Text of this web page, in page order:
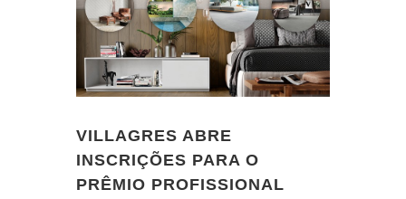
VILLAGRES ABRE
INSCRIÇÕES PARA O
PRÊMIO PROFISSIONAL